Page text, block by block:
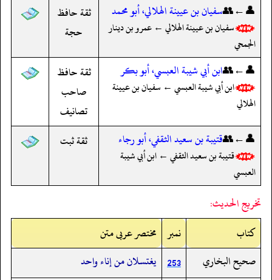
👤←👥سفيان بن عيينة الهلالي، أبو محمد
سفيان بن عيينة الهلالي ← عمرو بن دينار
الجمحي
ثقة حافظ
حجة
👤←👥ابن أبي شيبة العبسي، أبو بكر
ابن أبي شيبة العبسي ← سفيان بن عيينة
الهلالي
ثقة حافظ
صاحب
تصانيف
👤←👥قتيبة بن سعيد الثقفي، أبو رجاء
قتيبة بن سعيد الثقفي ← ابن أبي شيبة
العبسي
ثقة ثبت
تخريج الحديث:
کتاب
نمبر مختصر عربی متن
صحيح البخاري
253 يغتسلان من إناء واحد